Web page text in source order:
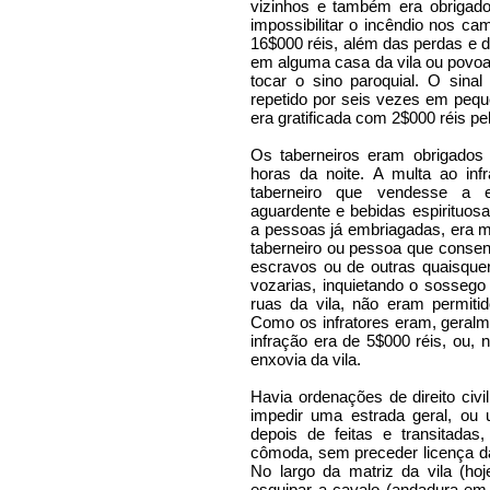
vizinhos e também era
impossibilitar o incêndio nos
16$000 réis, além das perdas e
em alguma casa da vila ou
tocar o sino paroquial. O
repetido por seis vezes em
era gratificada com 2$000 réis
Os taberneiros eram
horas da noite. A multa ao
taberneiro que vendesse a
aguardente e bebidas
a pessoas já embriagadas, era
taberneiro ou pessoa que
escravos ou de outras
vozarias, inquietando o
ruas da vila, não eram
Como os infratores eram,
infração era de 5$000 réis, ou,
enxovia da vila.
Havia ordenações de direito
impedir uma estrada geral, ou
depois de feitas e
cômoda, sem preceder licença
No largo da matriz da vila